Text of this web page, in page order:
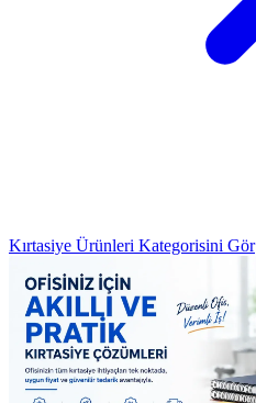
Kırtasiye Ürünleri Kategorisini Gör